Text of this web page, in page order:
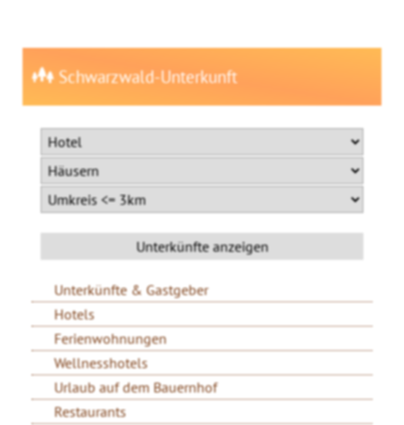
Schwarzwald-Unterkunft
Unterkünfte & Gastgeber
Hotels
Ferienwohnungen
Wellnesshotels
Urlaub auf dem Bauernhof
Restaurants